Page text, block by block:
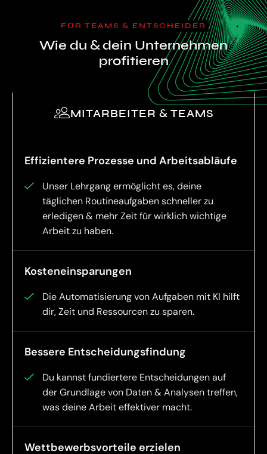
FÜR TEAMS & ENTSCHEIDER
Wie du & dein Unternehmen
profitieren
MITARBEITER & TEAMS
Effizientere Prozesse und Arbeitsabläufe
Unser Lehrgang ermöglicht es, deine
täglichen Routineaufgaben schneller zu
erledigen & mehr Zeit für wirklich wichtige
Arbeit zu haben.
Kosteneinsparungen
Die Automatisierung von Aufgaben mit KI hilft
dir, Zeit und Ressourcen zu sparen.
Bessere Entscheidungsfindung
Du kannst fundiertere Entscheidungen auf
der Grundlage von Daten & Analysen treffen,
was deine Arbeit effektiver macht.
Wettbewerbsvorteile erzielen